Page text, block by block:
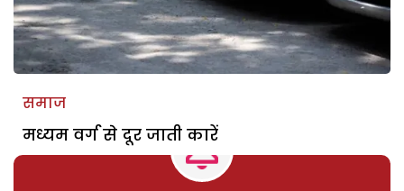
समाज
मध्यम वर्ग से दूर जाती कारें